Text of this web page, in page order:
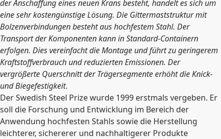
der Anschaffung eines neuen Krans besteht, handelt es sich um
eine sehr kostengünstige Lösung. Die Gittermaststruktur mit
Bolzenverbindungen besteht aus hochfestem Stahl. Der
Transport der Komponenten kann in Standard-Containern
erfolgen. Dies vereinfacht die Montage und führt zu geringerem
Kraftstoffverbrauch und reduzierten Emissionen. Der
vergrößerte Querschnitt der Trägersegmente erhöht die Knick-
und Biegefestigkeit.
Der Swedish Steel Prize wurde 1999 erstmals vergeben. Er
soll die Forschung und Entwicklung im Bereich der
Anwendung hochfesten Stahls sowie die Herstellung
leichterer, sichererer und nachhaltigerer Produkte